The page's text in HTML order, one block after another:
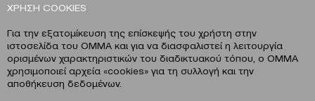
ΧΡΗΣΗ COOKIES
Για την εξατομίκευση της επίσκεψής του χρήστη στην
ιστοσελίδα του ΟΜΜΑ και για να διασφαλιστεί η λειτουργία
ορισμένων χαρακτηριστικών του διαδικτυακού τόπου, ο ΟΜΜΑ
χρησιμοποιεί αρχεία «cookies» για τη συλλογή και την
αποθήκευση δεδομένων.